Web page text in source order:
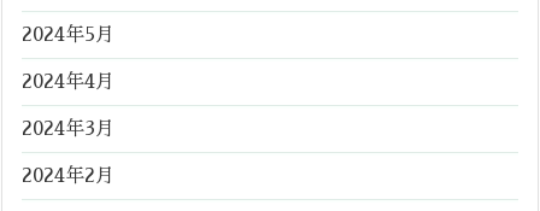
2024年5月
2024年4月
2024年3月
2024年2月